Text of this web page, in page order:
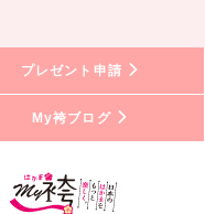
プレゼント申請
My袴ブログ